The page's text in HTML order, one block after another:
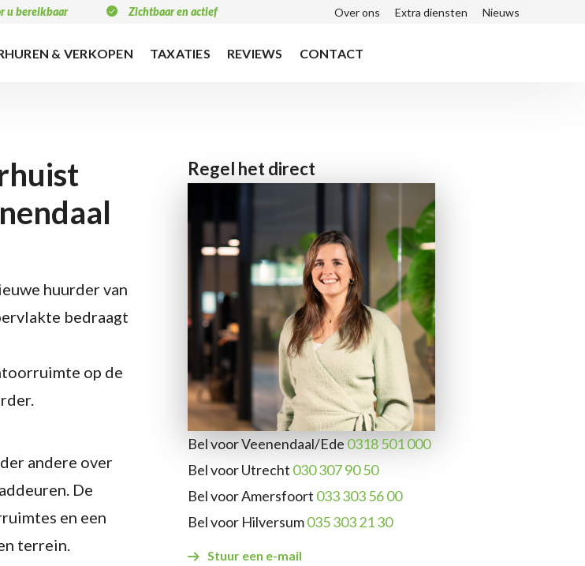
u bereikbaar Zichtbaar en actief
Top
menu
Over ons Extra diensten Nieuws
& VERKOPEN TAXATIES REVIEWS CONTACT
huurder van
bedraagt
op de
andere over
De
en een
terrein.
Regel het direct
Bel voor Veenendaal/Ede 0318 501 000
Bel voor Utrecht 030 307 90 50
Bel voor Amersfoort 033 303 56 00
Bel voor Hilversum035 303 21 30
Stuur een e-mail